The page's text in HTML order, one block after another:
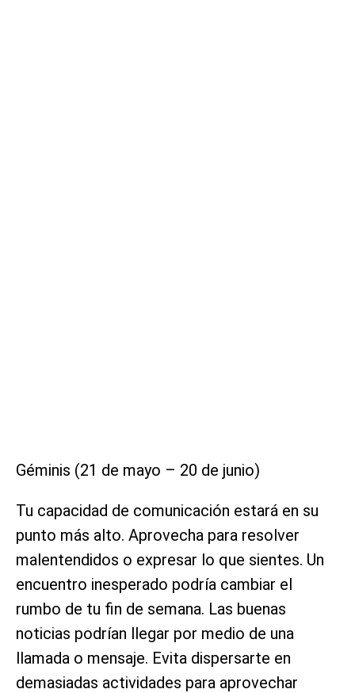
Géminis (21 de mayo – 20 de junio)
Tu capacidad de comunicación estará en su
punto más alto. Aprovecha para resolver
malentendidos o expresar lo que sientes. Un
encuentro inesperado podría cambiar el
rumbo de tu fin de semana. Las buenas
noticias podrían llegar por medio de una
llamada o mensaje. Evita dispersarte en
demasiadas actividades para aprovechar